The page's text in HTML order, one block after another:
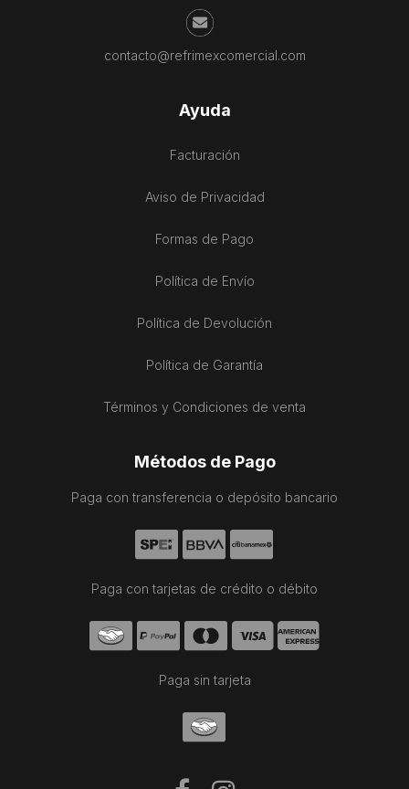
contacto@refrimexcomercial.com
Ayuda
Facturación
Aviso de Privacidad
Formas de Pago
Política de Envío
Política de Devolución
Política de Garantía
Términos y Condiciones de venta
Métodos de Pago
Paga con transferencia o depósito bancario
Paga con tarjetas de crédito o débito
Paga sin tarjeta